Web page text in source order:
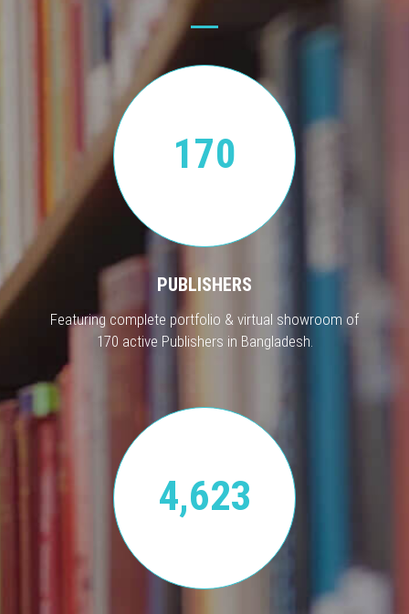
170
PUBLISHERS
Featuring complete portfolio & virtual showroom of
170 active Publishers in Bangladesh.
4,623